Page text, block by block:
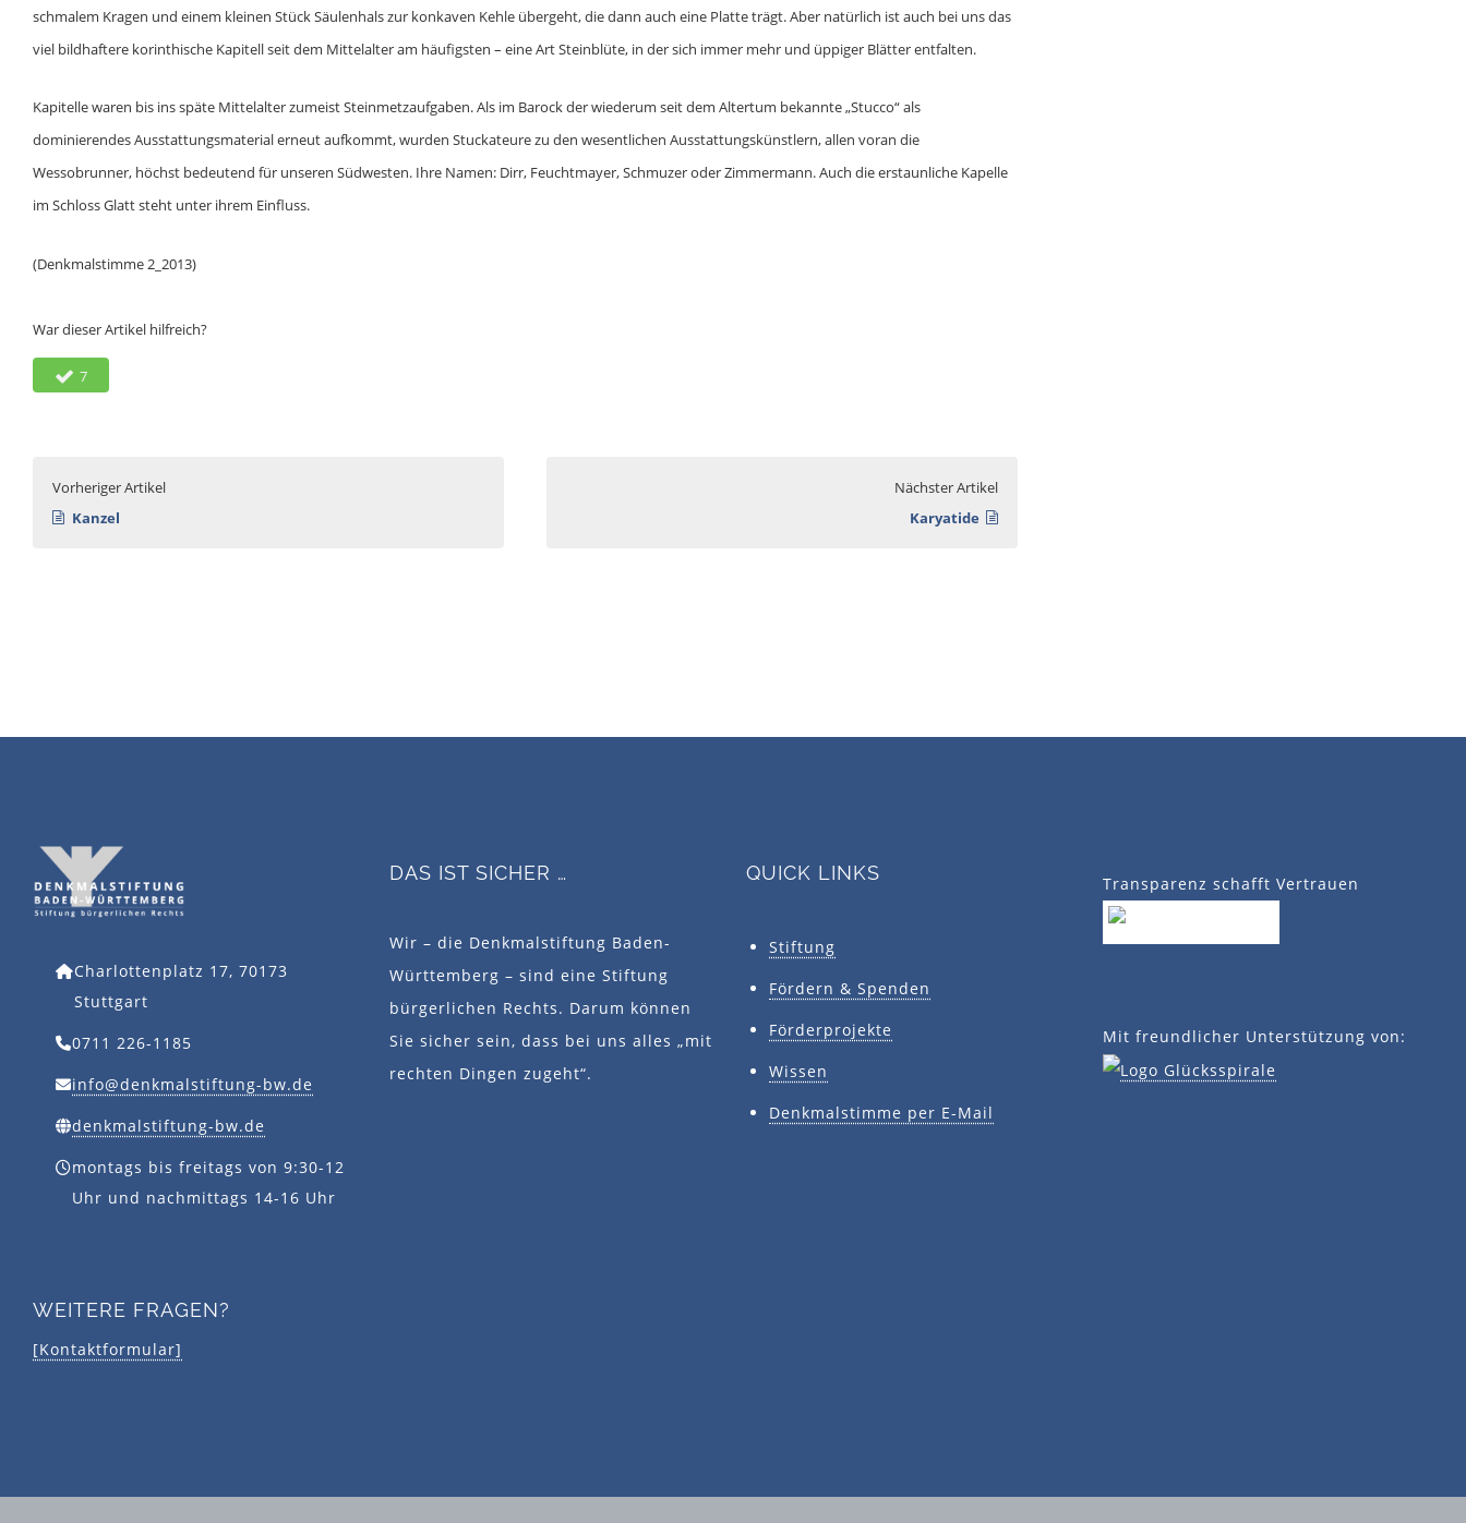
schmalem Kragen und einem kleinen Stück Säulenhals zur konkaven Kehle übergeht, die dann auch eine Platte trägt. Aber natürlich ist auch bei uns das
viel bildhaftere korinthische Kapitell seit dem Mittelalter am häufigsten – eine Art Steinblüte, in der sich immer mehr und üppiger Blätter entfalten.
Kapitelle waren bis ins späte Mittelalter zumeist Steinmetzaufgaben. Als im Barock der wiederum seit dem Altertum bekannte „Stucco“ als
dominierendes Ausstattungsmaterial erneut aufkommt, wurden Stuckateure zu den wesentlichen Ausstattungskünstlern, allen voran die
Wessobrunner, höchst bedeutend für unseren Südwesten. Ihre Namen: Dirr, Feuchtmayer, Schmuzer oder Zimmermann. Auch die erstaunliche Kapelle
im Schloss Glatt steht unter ihrem Einfluss.
(Denkmalstimme 2_2013)
War dieser Artikel hilfreich?
7
Vorheriger Artikel
Kanzel
Nächster Artikel
Karyatide
Charlottenplatz 17, 70173
Stuttgart
0711 226-1185
info@denkmalstiftung-bw.de
denkmalstiftung-bw.de
montags bis freitags von 9:30-12
Uhr und nachmittags 14-16 Uhr
WEITERE FRAGEN?
[Kontaktformular]
DAS IST SICHER …
Wir – die Denkmalstiftung Baden-
Württemberg – sind eine Stiftung
bürgerlichen Rechts. Darum können
Sie sicher sein, dass bei uns alles „mit
rechten Dingen zugeht“.
QUICK LINKS
Stiftung
Fördern & Spenden
Förderprojekte
Wissen
Denkmalstimme per E-Mail
Transparenz schafft Vertrauen
Mit freundlicher Unterstützung von: